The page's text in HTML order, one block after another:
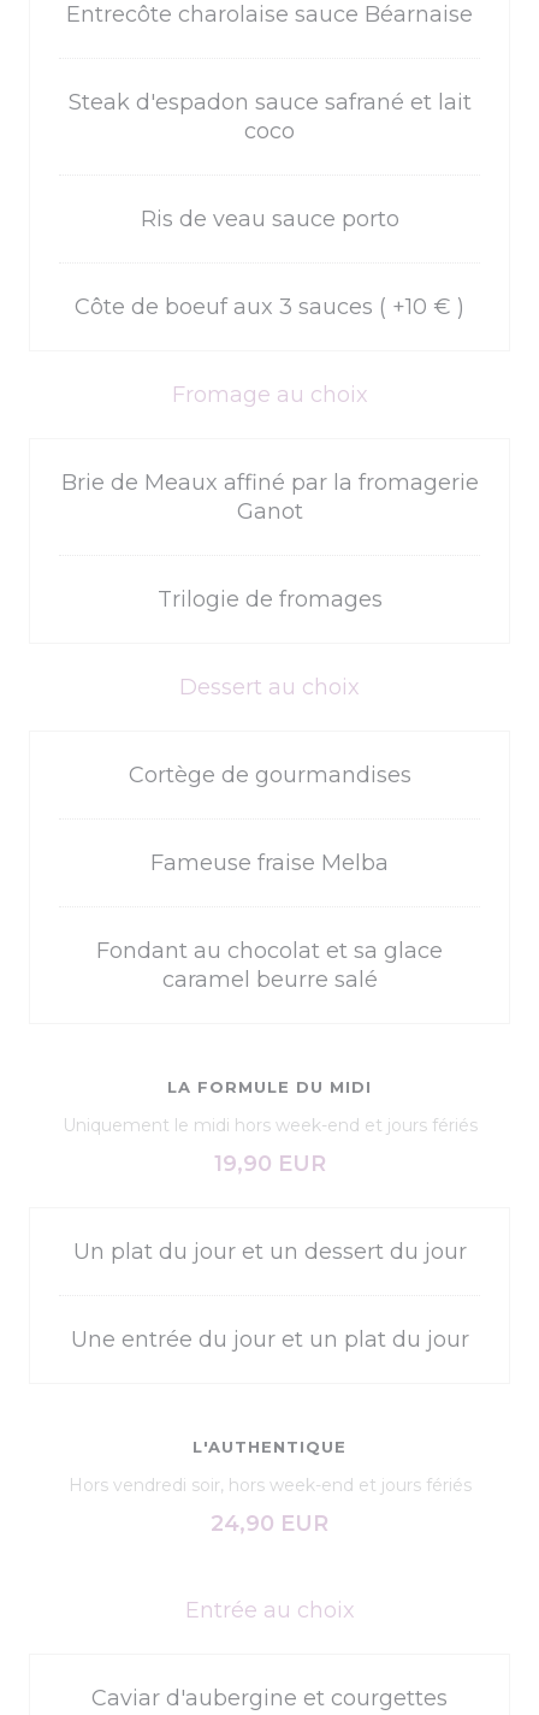
Entrecôte charolaise sauce Béarnaise
Steak d'espadon sauce safrané et lait
coco
Ris de veau sauce porto
Côte de boeuf aux 3 sauces ( +10 € )
Fromage au choix
Brie de Meaux affiné par la fromagerie
Ganot
Trilogie de fromages
Dessert au choix
Cortège de gourmandises
Fameuse fraise Melba
Fondant au chocolat et sa glace
caramel beurre salé
LA FORMULE DU MIDI
Uniquement le midi hors week-end et jours fériés
19,90 EUR
Un plat du jour et un dessert du jour
Une entrée du jour et un plat du jour
L'AUTHENTIQUE
Hors vendredi soir, hors week-end et jours fériés
24,90 EUR
Entrée au choix
Caviar d'aubergine et courgettes